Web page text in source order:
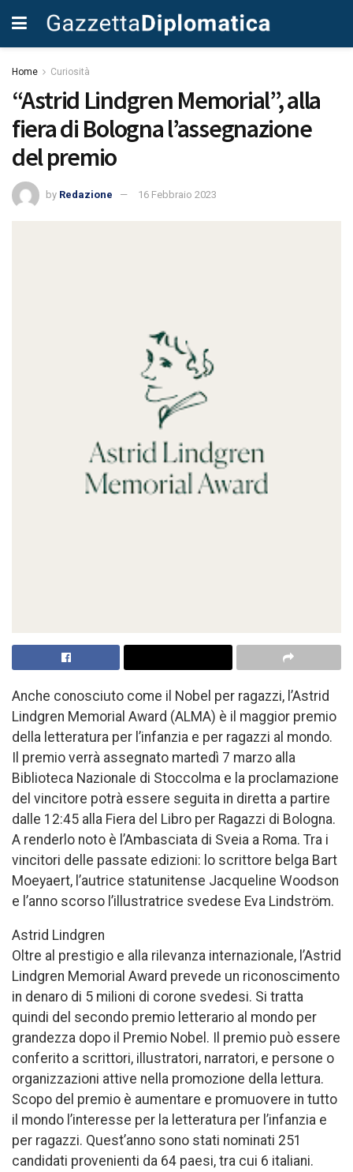
Home Curiosità
“Astrid Lindgren Memorial”, alla
fiera di Bologna l’assegnazione
del premio
by Redazione 16 Febbraio 2023
Anche conosciuto come il Nobel per ragazzi, l’Astrid
Lindgren Memorial Award (ALMA) è il maggior premio
della letteratura per l’infanzia e per ragazzi al mondo.
Il premio verrà assegnato martedì 7 marzo alla
Biblioteca Nazionale di Stoccolma e la proclamazione
del vincitore potrà essere seguita in diretta a partire
dalle 12:45 alla Fiera del Libro per Ragazzi di Bologna.
A renderlo noto è l’Ambasciata di Sveia a Roma. Tra i
vincitori delle passate edizioni: lo scrittore belga Bart
Moeyaert, l’autrice statunitense Jacqueline Woodson
e l’anno scorso l’illustratrice svedese Eva Lindström.
Astrid Lindgren
Oltre al prestigio e alla rilevanza internazionale, l’Astrid
Lindgren Memorial Award prevede un riconoscimento
in denaro di 5 milioni di corone svedesi. Si tratta
quindi del secondo premio letterario al mondo per
grandezza dopo il Premio Nobel. Il premio può essere
conferito a scrittori, illustratori, narratori, e persone o
organizzazioni attive nella promozione della lettura.
Scopo del premio è aumentare e promuovere in tutto
il mondo l’interesse per la letteratura per l’infanzia e
per ragazzi. Quest’anno sono stati nominati 251
candidati provenienti da 64 paesi, tra cui 6 italiani.